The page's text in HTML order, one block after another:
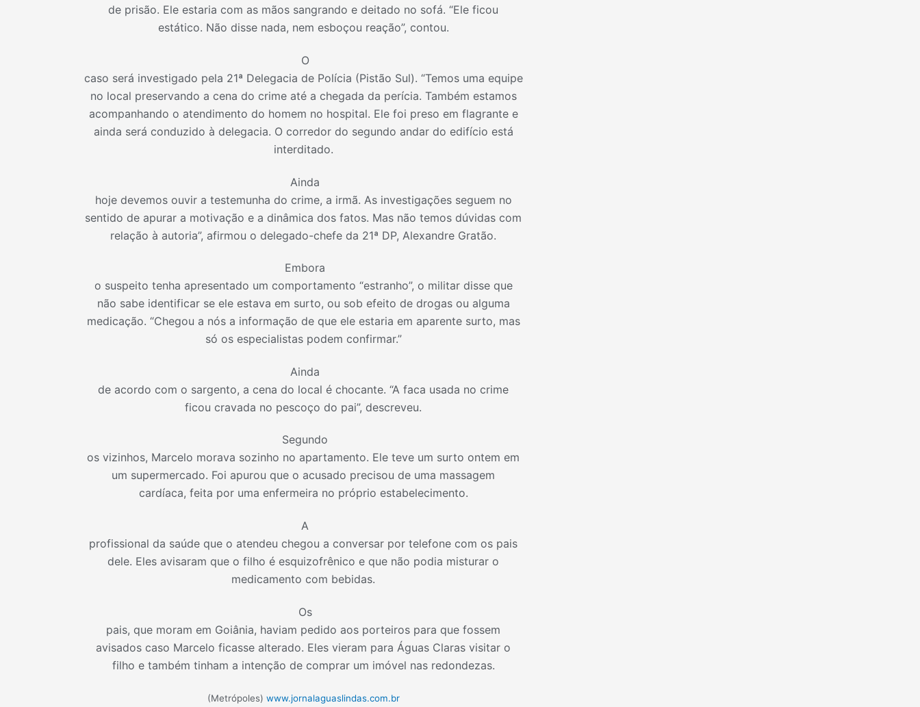
de prisão. Ele estaria com as mãos sangrando e deitado no sofá. “Ele ficou
estático. Não disse nada, nem esboçou reação”, contou.
O
caso será investigado pela 21ª Delegacia de Polícia (Pistão Sul). “Temos uma equipe
no local preservando a cena do crime até a chegada da perícia. Também estamos
acompanhando o atendimento do homem no hospital. Ele foi preso em flagrante e
ainda será conduzido à delegacia. O corredor do segundo andar do edifício está
interditado.
Ainda
hoje devemos ouvir a testemunha do crime, a irmã. As investigações seguem no
sentido de apurar a motivação e a dinâmica dos fatos. Mas não temos dúvidas com
relação à autoria”, afirmou o delegado-chefe da 21ª DP, Alexandre Gratão.
Embora
o suspeito tenha apresentado um comportamento “estranho”, o militar disse que
não sabe identificar se ele estava em surto, ou sob efeito de drogas ou alguma
medicação. “Chegou a nós a informação de que ele estaria em aparente surto, mas
só os especialistas podem confirmar.”
Ainda
de acordo com o sargento, a cena do local é chocante. “A faca usada no crime
ficou cravada no pescoço do pai”, descreveu.
Segundo
os vizinhos, Marcelo morava sozinho no apartamento. Ele teve um surto ontem em
um supermercado. Foi apurou que o acusado precisou de uma massagem
cardíaca, feita por uma enfermeira no próprio estabelecimento.
A
profissional da saúde que o atendeu chegou a conversar por telefone com os pais
dele. Eles avisaram que o filho é esquizofrênico e que não podia misturar o
medicamento com bebidas.
Os
pais, que moram em Goiânia, haviam pedido aos porteiros para que fossem
avisados caso Marcelo ficasse alterado. Eles vieram para Águas Claras visitar o
filho e também tinham a intenção de comprar um imóvel nas redondezas.
(Metrópoles) www.jornalaguaslindas.com.br